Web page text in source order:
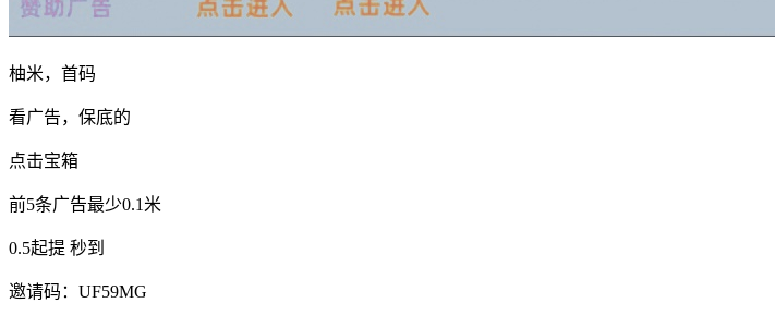
柚米，首码
看广告，保底的
点击宝箱
前5条广告最少0.1米
0.5起提 秒到
邀请码：UF59MG